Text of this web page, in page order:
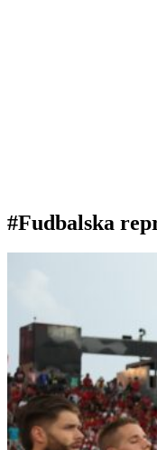
#Fudbalska